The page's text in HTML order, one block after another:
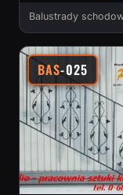
Balustrady
BAS-025